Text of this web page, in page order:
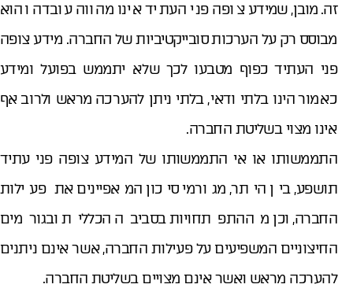
זה.מובן, שמידע צופה פני העתיד אינו מהווה עובדה והוא
מבוסס רק על הערכות סובייקטיביות של החברה. מידע צופה
פני העתיד כפוף מטבעו לכך שלא יתממש בפועל ומידע
כאמור הינו בלתי ודאי, בלתי ניתן להערכה מראש ולרוב אף
אינו מצוי בשליטת החברה.
התממשותו או אי התממשותו של המידע צופה פני עתיד
תושפע, בין היתר, מגורמי סיכון המאפיינים את פעילות
החברה, וכן מההתפתחויות בסביבה הכללית ובגורמים
החיצוניים המשפיעים על פעילות החברה, אשר אינם ניתנים
להערכה מראש ואשר אינם מצויים בשליטת החברה.